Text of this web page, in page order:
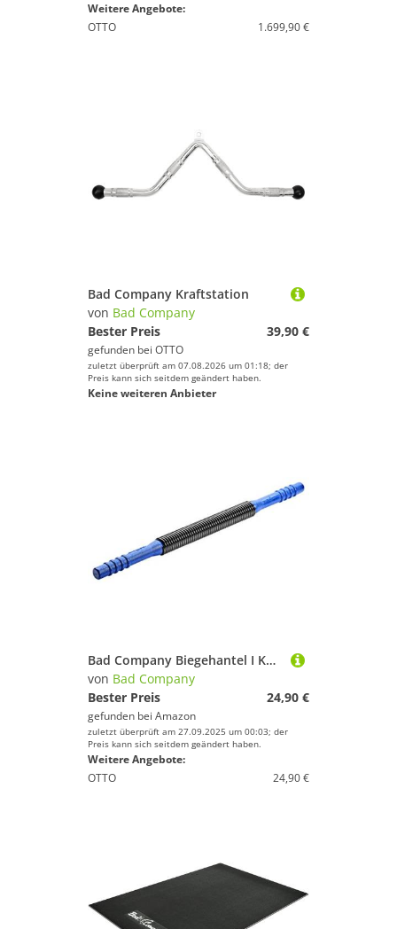
Weitere Angebote:
OTTO
1.699,90 €
Bad Company Kraftstation
von Bad Company
Bester Preis
39,90 €
gefunden bei OTTO
zuletzt überprüft am 07.08.2026 um 01:18; der
Preis kann sich seitdem geändert haben.
Keine weiteren Anbieter
Bad Company Biegehantel I Königsfeder, extra starke Widerstandsfeder I Power Twist Unterarm- und Oberarmtrainer für das Homegym – Blau
von Bad Company
Bester Preis
24,90 €
gefunden bei Amazon
zuletzt überprüft am 27.09.2025 um 00:03; der
Preis kann sich seitdem geändert haben.
Weitere Angebote:
OTTO
24,90 €